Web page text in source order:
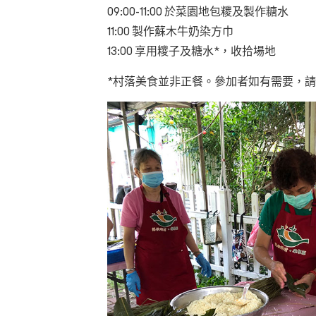
09:00-11:00 於菜園地包糭及製作糖水
11:00 製作蘇木牛奶染方巾
13:00 享用糭子及糖水*， 收拾場地
*村落美食並非正餐。參加者如有需要，